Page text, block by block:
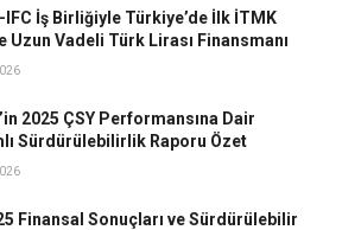
İş Birliğiyle Türkiye’de İlk İTMK
Uzun Vadeli Türk Lirası Finansmanı
2025 ÇSY Performansına Dair
Sürdürülebilirlik Raporu Özet
Finansal Sonuçları ve Sürdürülebilir